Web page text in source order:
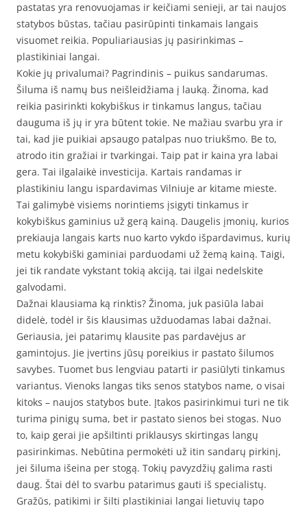
pastatas yra renovuojamas ir keičiami senieji, ar tai naujos
statybos būstas, tačiau pasirūpinti tinkamais langais
visuomet reikia. Populiariausias jų pasirinkimas –
plastikiniai langai.
Kokie jų privalumai? Pagrindinis – puikus sandarumas.
Šiluma iš namų bus neišleidžiama į lauką. Žinoma, kad
reikia pasirinkti kokybiškus ir tinkamus langus, tačiau
dauguma iš jų ir yra būtent tokie. Ne mažiau svarbu yra ir
tai, kad jie puikiai apsaugo patalpas nuo triukšmo. Be to,
atrodo itin gražiai ir tvarkingai. Taip pat ir kaina yra labai
gera. Tai ilgalaikė investicija. Kartais randamas ir
plastikiniu langu ispardavimas Vilniuje ar kitame mieste.
Tai galimybė visiems norintiems įsigyti tinkamus ir
kokybiškus gaminius už gerą kainą. Daugelis įmonių, kurios
prekiauja langais karts nuo karto vykdo išpardavimus, kurių
metu kokybiški gaminiai parduodami už žemą kainą. Taigi,
jei tik randate vykstant tokią akciją, tai ilgai nedelskite
galvodami.
Dažnai klausiama ką rinktis? Žinoma, juk pasiūla labai
didelė, todėl ir šis klausimas užduodamas labai dažnai.
Geriausia, jei patarimų klausite pas pardavėjus ar
gamintojus. Jie įvertins jūsų poreikius ir pastato šilumos
savybes. Tuomet bus lengviau patarti ir pasiūlyti tinkamus
variantus. Vienoks langas tiks senos statybos name, o visai
kitoks – naujos statybos bute. Įtakos pasirinkimui turi ne tik
turima pinigų suma, bet ir pastato sienos bei stogas. Nuo
to, kaip gerai jie apšiltinti priklausys skirtingas langų
pasirinkimas. Nebūtina permokėti už itin sandarų pirkinį,
jei šiluma išeina per stogą. Tokių pavyzdžių galima rasti
daug. Štai dėl to svarbu patarimus gauti iš specialistų.
Gražūs, patikimi ir šilti plastikiniai langai lietuvių tapo